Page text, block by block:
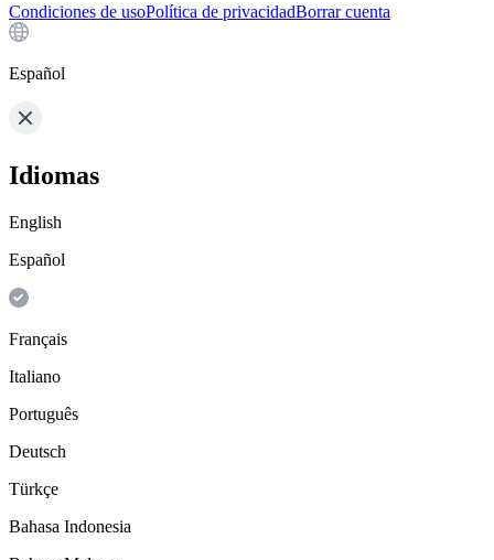
Condiciones de usoPolítica de privacidadBorrar cuenta
Español
Idiomas
English
Español
Français
Italiano
Português
Deutsch
Türkçe
Bahasa Indonesia